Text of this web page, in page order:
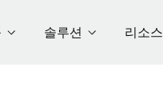
솔루션 리소스